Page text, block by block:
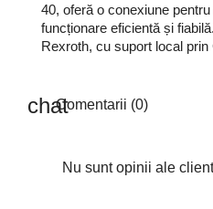
40, oferă o conexiune
funcționare eficientă și
Rexroth, cu suport local
Comentarii (0)
Nu sunt opinii ale